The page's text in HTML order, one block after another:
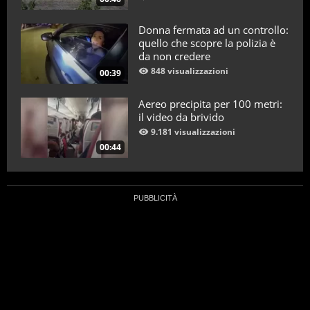
00:39
Donna fermata ad un controllo:
quello che scopre la polizia è
da non credere
848 visualizzazioni
00:44
Aereo precipita per 100 metri:
il video da brivido
9.181 visualizzazioni